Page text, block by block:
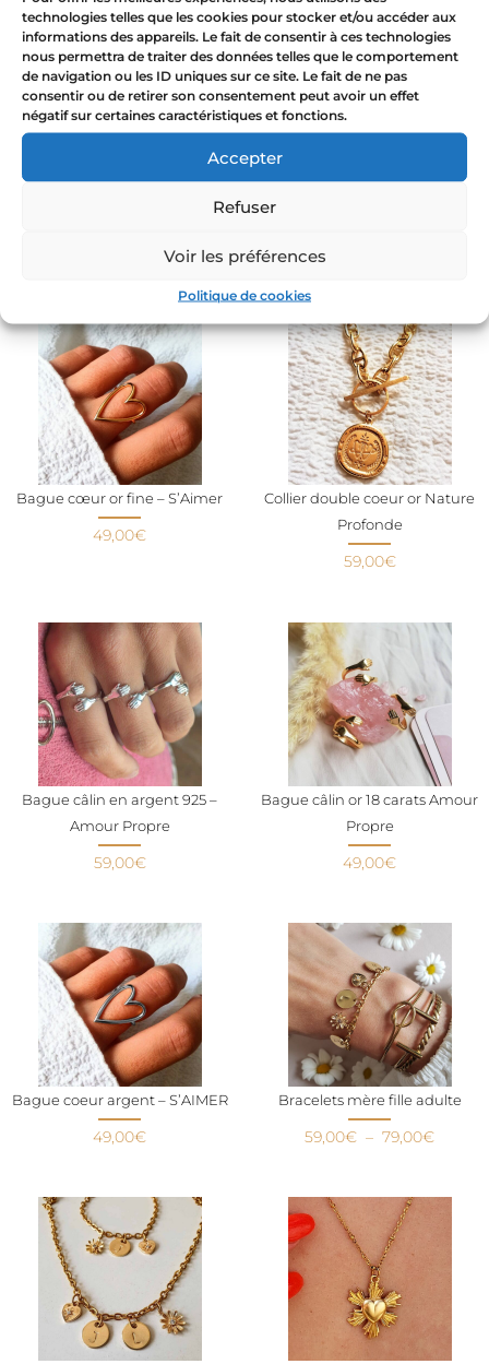
technologies telles que les cookies pour stocker et/ou accéder aux
informations des appareils. Le fait de consentir à ces technologies
nous permettra de traiter des données telles que le comportement
de navigation ou les ID uniques sur ce site. Le fait de ne pas
consentir ou de retirer son consentement peut avoir un effet
négatif sur certaines caractéristiques et fonctions.
Accepter
Refuser
Voir les préférences
Politique de cookies
Bague cœur or fine – S’Aimer
49,00€
Collier double coeur or Nature
Profonde
59,00€
Bague câlin en argent 925 –
Amour Propre
59,00€
Bague câlin or 18 carats Amour
Propre
49,00€
Bague coeur argent – S’AIMER
49,00€
Bracelets mère fille adulte
59,00€ – 79,00€